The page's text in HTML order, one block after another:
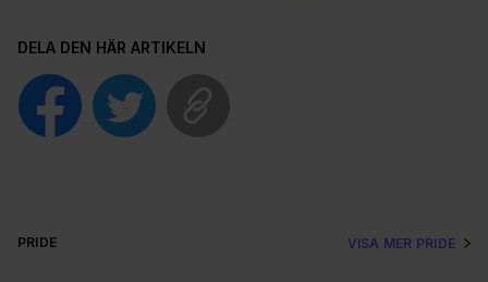
DELA DEN HÄR ARTIKELN
PRIDE VISA MER PRIDE